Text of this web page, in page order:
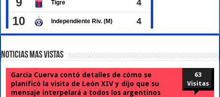
Noticias Mas Vistas
García Cuerva contó detalles de cómo se
planificó la visita de León XIV y dijo que su
mensaje interpelará a todos los argentinos
63
Visitas